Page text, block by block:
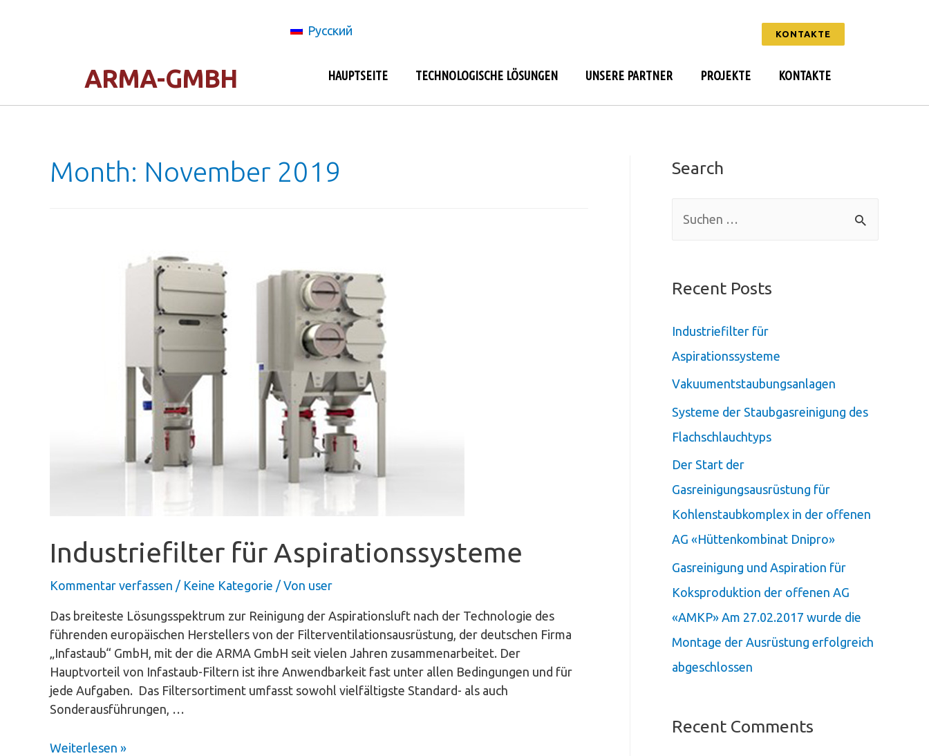
ARMA-GMBH
Русский KONTAKTE
HAUPTSEITE TECHNOLOGISCHE LÖSUNGEN UNSERE PARTNER PROJEKTE KONTAKTE
Month: November 2019
Industriefilter für Aspirationssysteme
Kommentar verfassen / Keine Kategorie / Von user
Das breiteste Lösungsspektrum zur Reinigung der Aspirationsluft nach der Technologie des
führenden europäischen Herstellers von der Filterventilationsausrüstung, der deutschen Firma
„Infastaub“ GmbH, mit der die ARMA GmbH seit vielen Jahren zusammenarbeitet. Der
Hauptvorteil von Infastaub-Filtern ist ihre Anwendbarkeit fast unter allen Bedingungen und für
jede Aufgaben. Das Filtersortiment umfasst sowohl vielfältigste Standard- als auch
Sonderausführungen, …
Weiterlesen »
Search
Recent Posts
Industriefilter für
Aspirationssysteme
Vakuumentstaubungsanlagen
Systeme der Staubgasreinigung des
Flachschlauchtyps
Der Start der
Gasreinigungsausrüstung für
Kohlenstaubkomplex in der offenen
AG «Hüttenkombinat Dnipro»
Gasreinigung und Aspiration für
Koksproduktion der offenen AG
«АМКР» Am 27.02.2017 wurde die
Montage der Ausrüstung erfolgreich
abgeschlossen
Recent Comments